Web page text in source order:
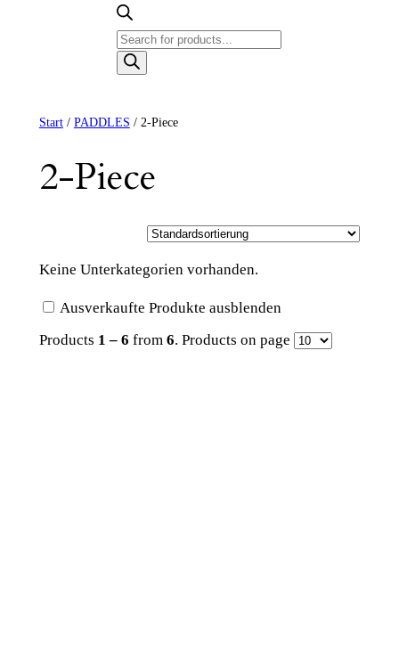
Products
search
Start/ PADDLES / 2-Piece
2-Piece
Keine Unterkategorien vorhanden.
Ausverkaufte Produkte ausblenden
Products 1 – 6 from 6. Products on page